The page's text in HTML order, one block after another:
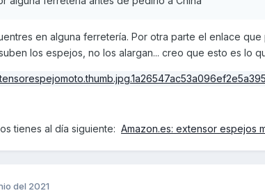
en alguna ferretería. Por otra parte el enlace que
los espejos, no los alargan... creo que esto es lo
tienes al día siguiente: Amazon.es: extensor espejos
del 2021